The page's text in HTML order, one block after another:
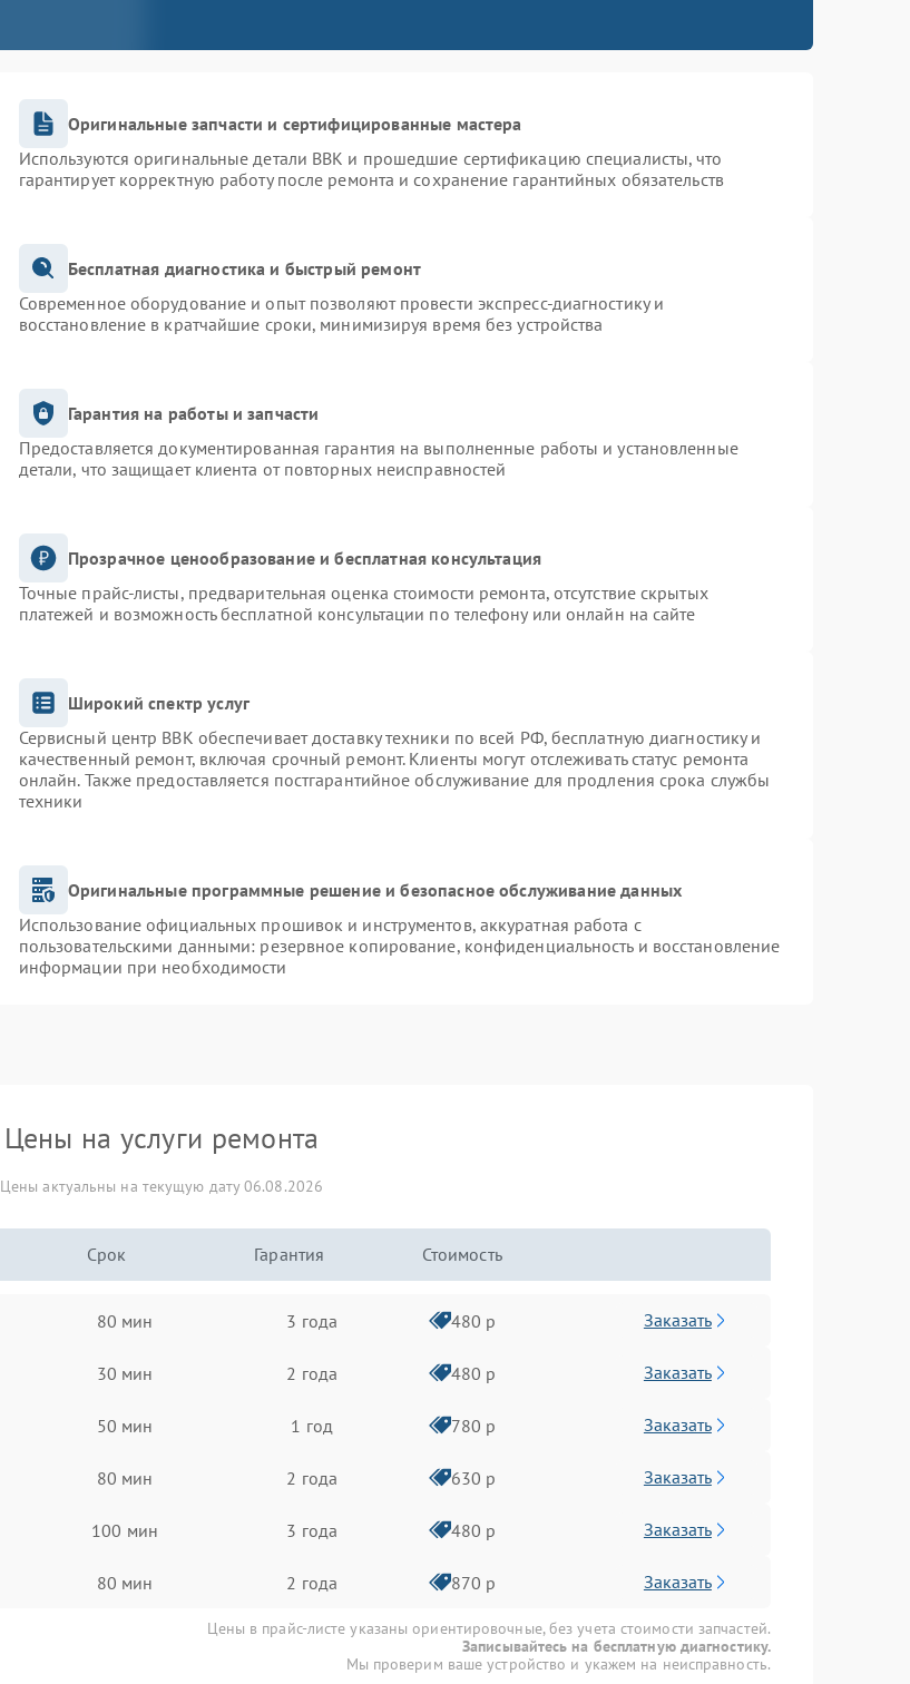
Оригинальные запчасти и сертифицированные мастера
Используются оригинальные детали BBK и прошедшие сертификацию специалисты, что
гарантирует корректную работу после ремонта и сохранение гарантийных обязательств
Бесплатная диагностика и быстрый ремонт
Современное оборудование и опыт позволяют провести экспресс-диагностику и
восстановление в кратчайшие сроки, минимизируя время без устройства
Гарантия на работы и запчасти
Предоставляется документированная гарантия на выполненные работы и установленные
детали, что защищает клиента от повторных неисправностей
Прозрачное ценообразование и бесплатная консультация
Точные прайс-листы, предварительная оценка стоимости ремонта, отсутствие скрытых
платежей и возможность бесплатной консультации по телефону или онлайн на сайте
Широкий спектр услуг
Сервисный центр BBK обеспечивает доставку техники по всей РФ, бесплатную диагностику и
качественный ремонт, включая срочный ремонт. Клиенты могут отслеживать статус ремонта
онлайн. Также предоставляется постгарантийное обслуживание для продления срока службы
техники
Оригинальные программные решение и безопасное обслуживание данных
Использование официальных прошивок и инструментов, аккуратная работа с
пользовательскими данными: резервное копирование, конфиденциальность и восстановление
информации при необходимости
Цены на услуги ремонта
Цены актуальны на текущую дату 06.08.2026
Срок Гарантия Стоимость
80 мин 3 года 480 р Заказать
30 мин 2 года 480 р Заказать
50 мин 1 год 780 р Заказать
80 мин 2 года 630 р Заказать
100 мин 3 года 480 р Заказать
80 мин 2 года 870 р Заказать
Цены в прайс-листе указаны ориентировочные, без учета стоимости запчастей.
Записывайтесь на бесплатную диагностику.
Мы проверим ваше устройство и укажем на неисправность.